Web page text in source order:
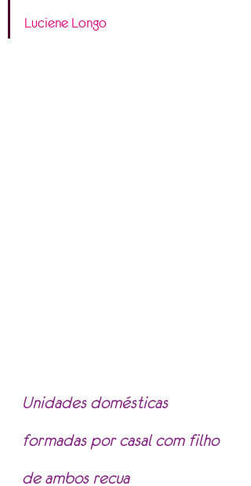
Luciene Longo
Unidades domésticas
formadas por casal com filho
de ambos recua